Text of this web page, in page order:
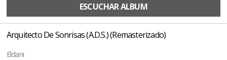
ESCUCHAR ALBUM
Arquitecto De Sonrisas (A.D.S.) (Remasterizado)
Eldani